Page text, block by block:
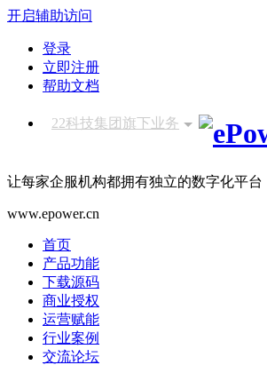
开启辅助访问
登录
立即注册
帮助文档
22科技集团旗下业务
让每家企服机构都拥有独立的数字化平台
www.epower.cn
首页
产品功能
下载源码
商业授权
运营赋能
行业案例
交流论坛